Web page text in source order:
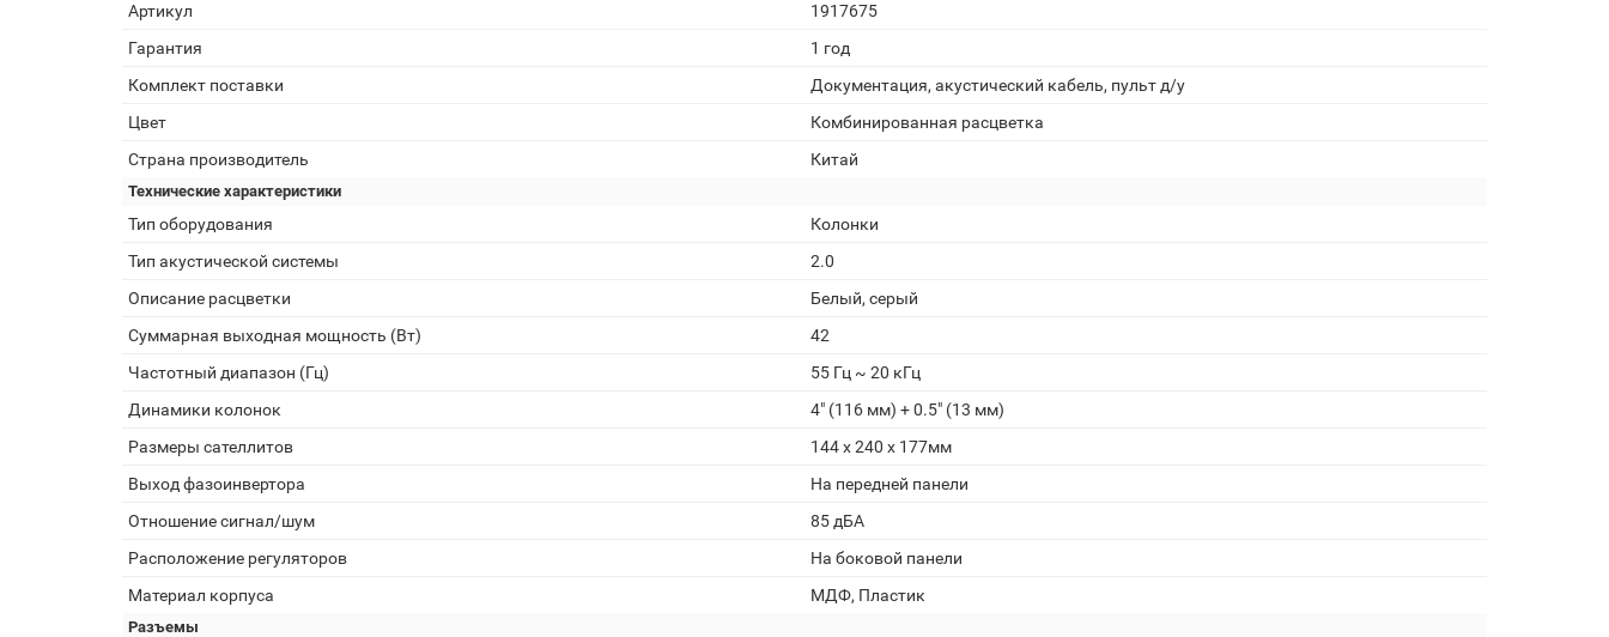
Артикул
1917675
Гарантия
1 год
Комплект поставки
Документация, акустический кабель, пульт д/у
Цвет
Комбинированная расцветка
Страна производитель
Китай
Технические характеристики
Тип оборудования
Колонки
Тип акустической системы
2.0
Описание расцветки
Белый, серый
Суммарная выходная мощность (Вт)
42
Частотный диапазон (Гц)
55 Гц ~ 20 кГц
Динамики колонок
4" (116 мм) + 0.5" (13 мм)
Размеры сателлитов
144 х 240 х 177мм
Выход фазоинвертора
На передней панели
Отношение сигнал/шум
85 дБА
Расположение регуляторов
На боковой панели
Материал корпуса
МДФ, Пластик
Разъемы